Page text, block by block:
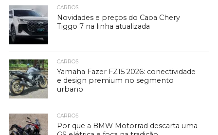
CARROS
Novidades e preços do Caoa Chery
Tiggo 7 na linha atualizada
CARROS
Yamaha Fazer FZ15 2026: conectividade
e design premium no segmento
urbano
CARROS
Por que a BMW Motorrad descarta uma